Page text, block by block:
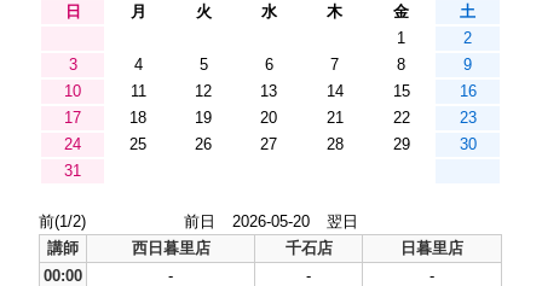
日 月 火 水 木 金
土
1
2
3
4 5 6 7 8
9
10
11 12 13 14 15
16
17
18 19 20 21 22
23
24
25 26 27 28 29
30
31
前(1/2) 前日 2026-05-20
翌日
講師
西日暮里店 千石店
日暮里店
00:00
- -
-